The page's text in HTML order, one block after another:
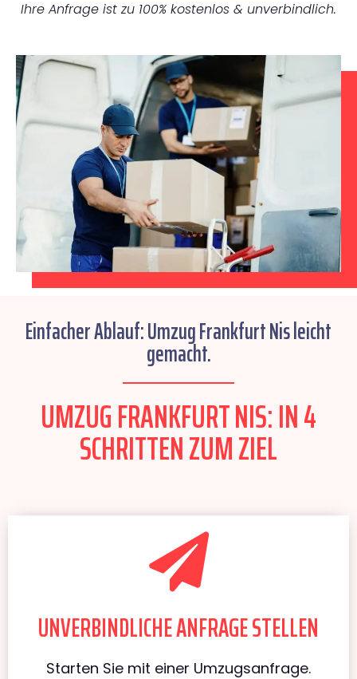
Ihre Anfrage ist zu 100% kostenlos & unverbindlich.
Einfacher Ablauf: Umzug Frankfurt Nis leicht
gemacht.
UMZUG FRANKFURT NIS: IN 4
SCHRITTEN ZUM ZIEL
UNVERBINDLICHE ANFRAGE STELLEN
Starten Sie mit einer Umzugsanfrage.